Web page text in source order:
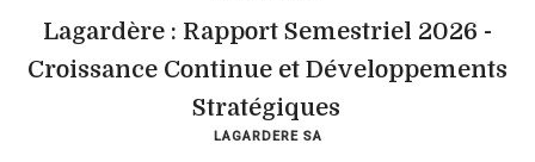
Lagardère : Rapport Semestriel 2026 -
Croissance Continue et Développements
Stratégiques
LAGARDERE SA